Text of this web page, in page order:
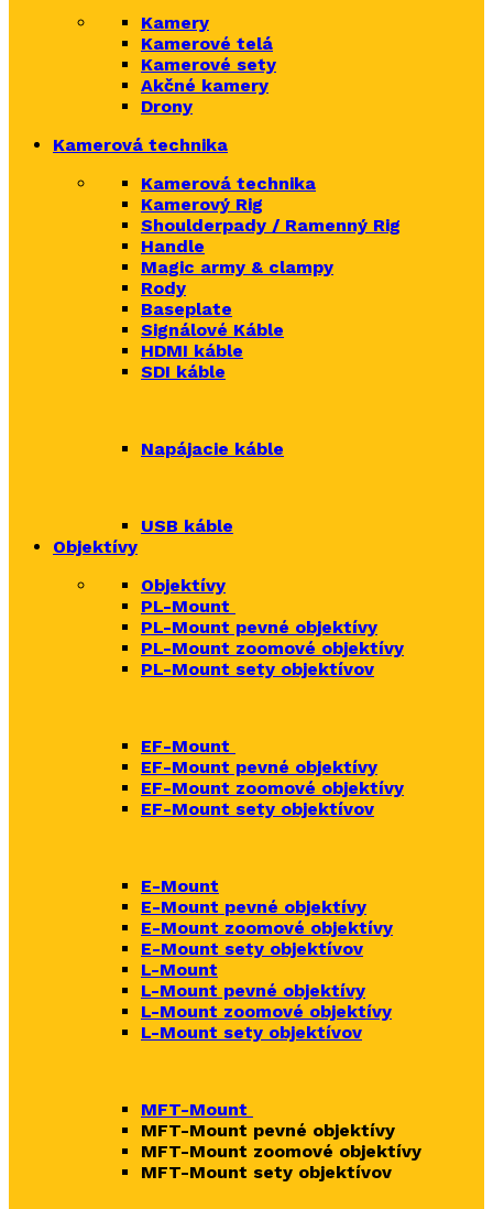
Kamery
Kamerové telá
Kamerové sety
Akčné kamery
Drony
Kamerová technika
Kamerová technika
Kamerový Rig
Shoulderpady / Ramenný Rig
Handle
Magic army & clampy
Rody
Baseplate
Signálové Káble
HDMI káble
SDI káble
Napájacie káble
USB káble
Objektívy
Objektívy
PL-Mount
PL-Mount pevné objektívy
PL-Mount zoomové objektívy
PL-Mount sety objektívov
EF-Mount
EF-Mount pevné objektívy
EF-Mount zoomové objektívy
EF-Mount sety objektívov
E-Mount
E-Mount pevné objektívy
E-Mount zoomové objektívy
E-Mount sety objektívov
L-Mount
L-Mount pevné objektívy
L-Mount zoomové objektívy
L-Mount sety objektívov
MFT-Mount
MFT-Mount pevné objektívy
MFT-Mount zoomové objektívy
MFT-Mount sety objektívov